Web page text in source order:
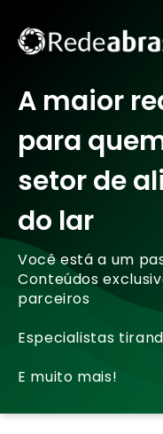
A maior
para
setor de
do lar
Você está a um
Conteúdos
parceiros
Especialistas
E muito mais!